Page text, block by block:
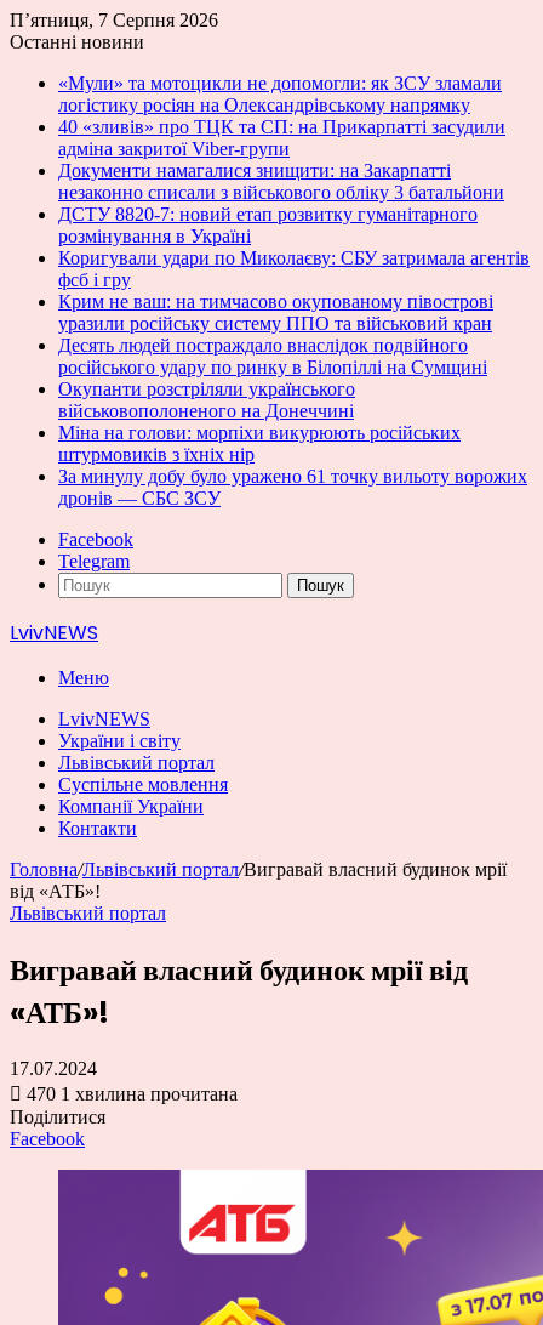
П’ятниця, 7 Серпня 2026
Останні новини
«Мули» та мотоцикли не допомогли: як ЗСУ зламали
логістику росіян на Олександрівському напрямку
40 «зливів» про ТЦК та СП: на Прикарпатті засудили
адміна закритої Viber-групи
Документи намагалися знищити: на Закарпатті
незаконно списали з військового обліку 3 батальйони
ДСТУ 8820-7: новий етап розвитку гуманітарного
розмінування в Україні
Коригували удари по Миколаєву: СБУ затримала агентів
фсб і гру
Крим не ваш: на тимчасово окупованому півострові
уразили російську систему ППО та військовий кран
Десять людей постраждало внаслідок подвійного
російського удару по ринку в Білопіллі на Сумщині
Окупанти розстріляли українського
військовополоненого на Донеччині
Міна на голови: морпіхи викурюють російських
штурмовиків з їхніх нір
За минулу добу було уражено 61 точку вильоту ворожих
дронів — СБС ЗСУ
Facebook
Telegram
Пошук
LvivNEWS
Меню
LvivNEWS
України і світу
Львівський портал
Суспільне мовлення
Компанії України
Контакти
Головна/Львівський портал/Вигравай власний будинок мрії
від «АТБ»!
Львівський портал
Вигравай власний будинок мрії від
«АТБ»!
17.07.2024
470 1 хвилина прочитана
Поділитися
Facebook